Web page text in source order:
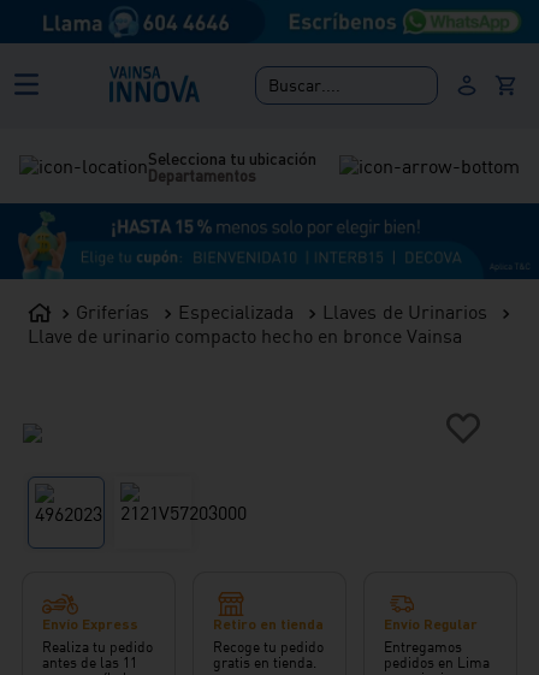
Buscar....
Selecciona tu ubicación
Departamentos
Griferías Especializada
Llaves de Urinarios
Llave de urinario compacto hecho en bronce Vainsa
Envío Express
Realiza tu pedido
antes de las 11
Retiro en tienda
Recoge tu pedido
gratis en tienda.
Envío Regular
Entregamos
pedidos en Lima